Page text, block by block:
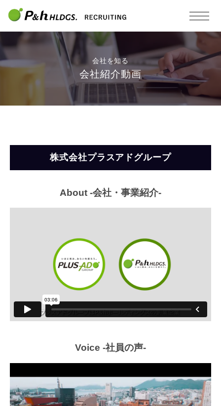
会社を知る
会社紹介動画
株式会社プラスアドグループ
About -会社・事業紹介-
Voice -社員の声-